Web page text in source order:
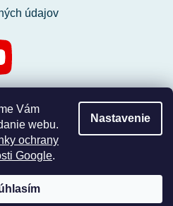
Vám
webu.
ochrany
Google.
Nastavenie
údajov
Shoptet